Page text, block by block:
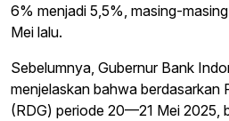
6% menjadi 5,5%, masing-
Mei lalu.
Sebelumnya, Gubernur Bank
menjelaskan bahwa berdasarkan
(RDG) periode 20—21 Mei 2025,